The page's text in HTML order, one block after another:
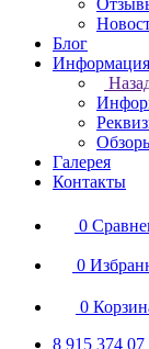
Блог
Информация
Галерея
Контакты
0
0
0
8 915 374 07